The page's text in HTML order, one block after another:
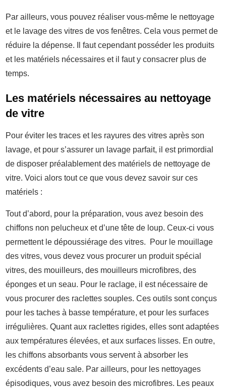
Par ailleurs, vous pouvez réaliser vous-même le nettoyage
et le lavage des vitres de vos fenêtres. Cela vous permet de
réduire la dépense. Il faut cependant posséder les produits
et les matériels nécessaires et il faut y consacrer plus de
temps.
Les matériels nécessaires au nettoyage
de vitre
Pour éviter les traces et les rayures des vitres après son
lavage, et pour s’assurer un lavage parfait, il est primordial
de disposer préalablement des matériels de nettoyage de
vitre. Voici alors tout ce que vous devez savoir sur ces
matériels :
Tout d’abord, pour la préparation, vous avez besoin des
chiffons non pelucheux et d’une tête de loup. Ceux-ci vous
permettent le dépoussiérage des vitres. Pour le mouillage
des vitres, vous devez vous procurer un produit spécial
vitres, des mouilleurs, des mouilleurs microfibres, des
éponges et un seau. Pour le raclage, il est nécessaire de
vous procurer des raclettes souples. Ces outils sont conçus
pour les taches à basse température, et pour les surfaces
irrégulières. Quant aux raclettes rigides, elles sont adaptées
aux températures élevées, et aux surfaces lisses. En outre,
les chiffons absorbants vous servent à absorber les
excédents d’eau sale. Par ailleurs, pour les nettoyages
épisodiques, vous avez besoin des microfibres. Les peaux